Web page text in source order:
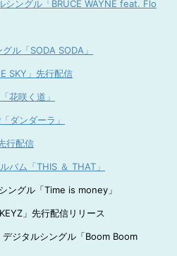
シングル「BRUCE WAYNE feat. Flo
ル「SODA SODA」
SKY」先行配信
花咲く道」
ダンダーラ」
行配信
バム「THIS ＆ THAT」
ングル「Time is money」
」先行配信リリース
ジタルシングル「Boom Boom